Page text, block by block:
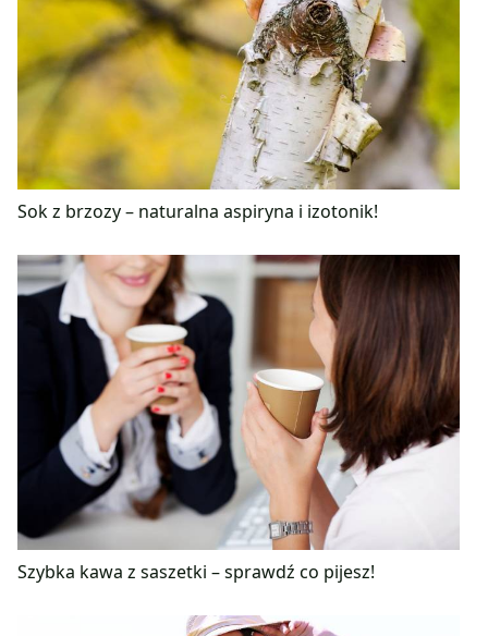
Sok z brzozy – naturalna aspiryna i izotonik!
Szybka kawa z saszetki – sprawdź co pijesz!